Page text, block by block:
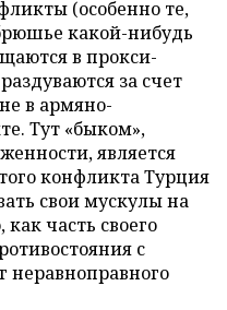
(особенно те,
какой-нибудь
в прокси-
за счет
в армяно-
Тут «быком»,
является
конфликта Турция
свои мускулы на
как часть своего
с
неравноправного